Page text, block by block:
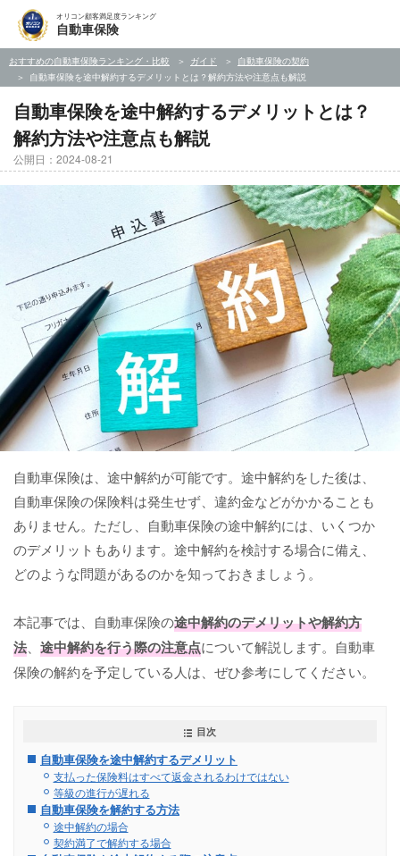
オリコン顧客満足度ランキング
自動車保険
おすすめの自動車保険ランキング・比較 ガイド
自動車保険の契約
自動車保険を途中解約するデメリットとは？解約方法や注意点も解説
自動車保険を途中解約するデメリットとは？
解約方法や注意点も解説
公開日：2024-08-21
自動車保険は、途中解約が可能です。途中解約をした後は、
自動車保険の保険料は発生せず、違約金などがかかることも
ありません。ただし、自動車保険の途中解約には、いくつか
のデメリットもあります。途中解約を検討する場合に備え、
どのような問題があるのかを知っておきましょう。
本記事では、自動車保険の途中解約のデメリットや解約方
法、 途中解約を行う際の注意点について解説します。自動車
保険の解約を予定している人は、ぜひ参考にしてください。
目次
自動車保険を途中解約するデメリット
支払った保険料はすべて返金されるわけではない
等級の進行が遅れる
自動車保険を解約する方法
途中解約の場合
契約満了で解約する場合